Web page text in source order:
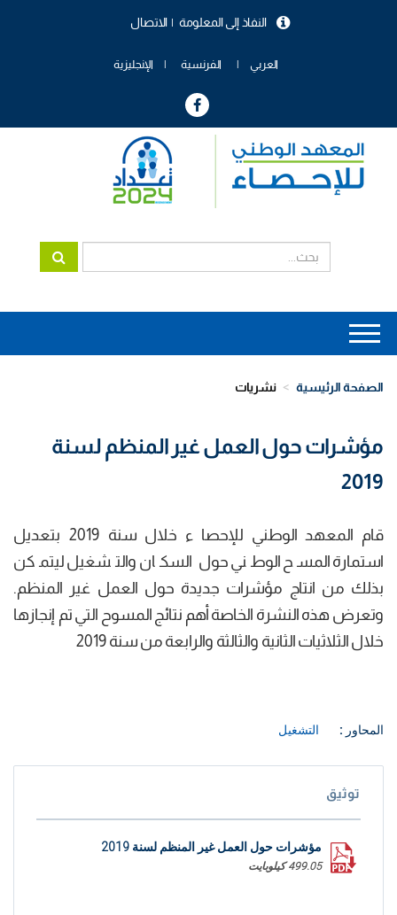
الاتصال النفاذ إلى المعلومة
العربي الفرنسية الإنجليزية
Main
navigation
الصفحة الرئيسية نشريات
مؤشرات حول العمل غير المنظم لسنة
2019
قام المعهد الوطني للإحصا ء خلال سنة 2019 بتعديل
استمارة المسح الوطني حول السكان والتشغيل ليتمكن
بذلك من انتاج مؤشرات جديدة حول العمل غير المنظم.
وتعرض هذه النشرة الخاصة أهم نتائج المسوح التي تم إنجازها
خلال الثلاثيات الثانية والثالثة والرابعة من سنة 2019
المحاور : التشغيل
توثيق
مؤشرات حول العمل غير المنظم لسنة 2019
499.05 كيلوبايت